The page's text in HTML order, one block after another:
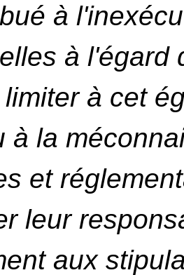
à
à l'égard
à cet
à la
et
leur
aux